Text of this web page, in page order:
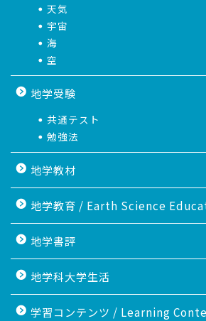
天気
宇宙
海
空
地学受験
共通テスト
勉強法
地学教材
地学教育 / Earth Science
地学書評
地学科大学生活
学習コンテンツ / Learning